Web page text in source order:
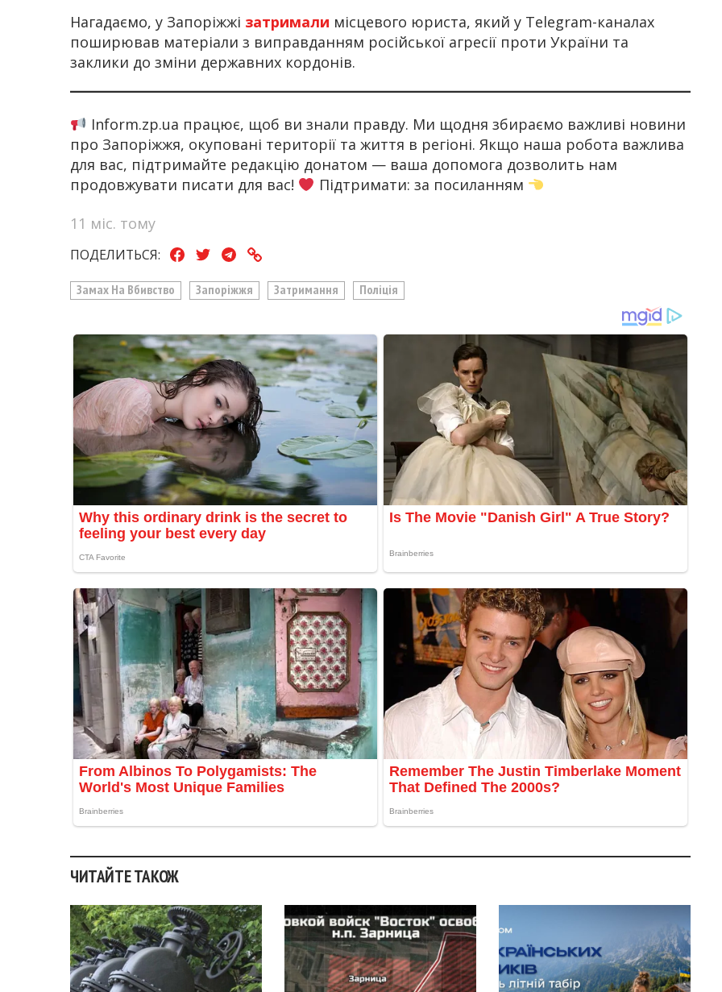
Нагадаємо, у Запоріжжі затримали місцевого юриста, який у Telegram-каналах
поширював матеріали з виправданням російської агресії проти України та
заклики до зміни державних кордонів.
Inform.zp.ua працює, щоб ви знали правду. Ми щодня збираємо важливі новини
про Запоріжжя, окуповані території та життя в регіоні. Якщо наша робота важлива
для вас, підтримайте редакцію донатом — ваша допомога дозволить нам
продовжувати писати для вас!
Підтримати: за посиланням
11 міс. тому
ПОДЕЛИТЬСЯ:
Замах На Вбивство Запоріжжя Затримання Поліція
ЧИТАЙТЕ ТАКОЖ